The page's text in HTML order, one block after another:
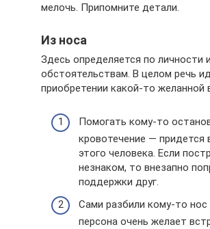
мелочь. Припомните детали.
Из носа
Здесь определяется по личности и
обстоятельствам. В целом речь
приобретении какой-то желанной
Помогать кому-то
кровотечение — придется
этого человека. Если
незнаком, то внезапно
поддержки друг.
Сами разбили кому-то нос
персона очень желает